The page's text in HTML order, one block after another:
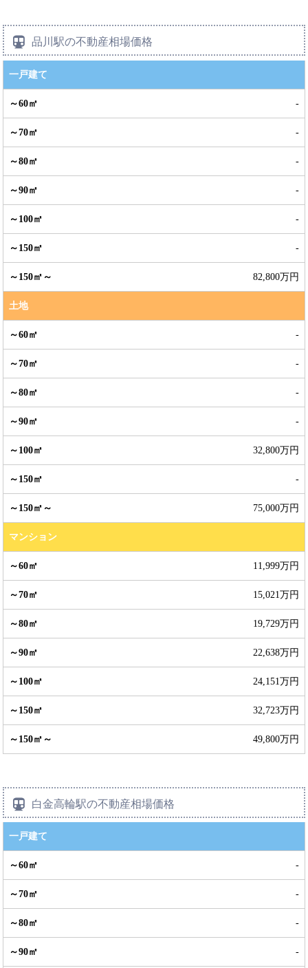
品川駅の不動産相場価格
一戸建て
-
-
-
-
-
-
82,800万円
土地
-
-
-
-
32,800万円
-
75,000万円
マンション
11,999万円
15,021万円
19,729万円
22,638万円
24,151万円
32,723万円
49,800万円
白金高輪駅の不動産相場価格
一戸建て
-
-
-
-